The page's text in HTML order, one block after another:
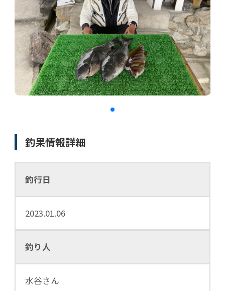
釣果情報詳細
釣行日
2023.01.06
釣り人
水谷さん